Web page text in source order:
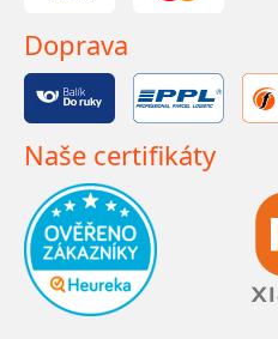
Doprava
Naše certifikáty